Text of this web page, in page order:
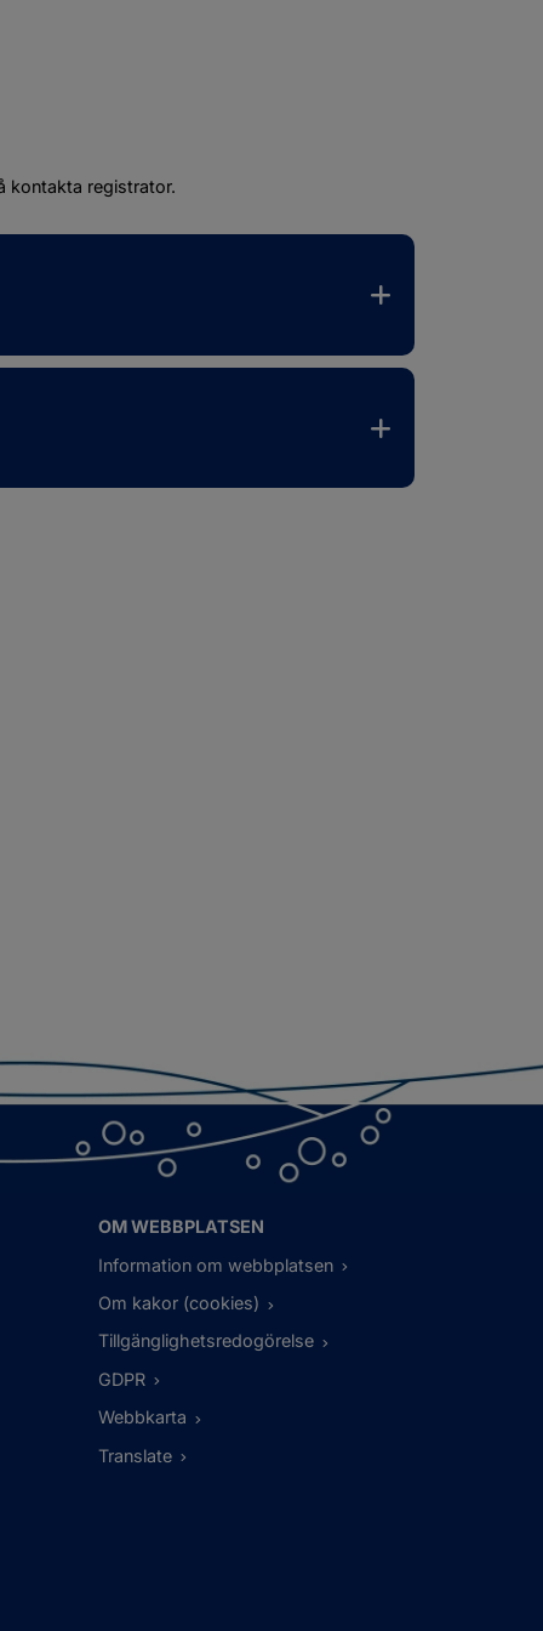
kontakta registrator.
OM WEBBPLATSEN
Information om webbplatsen
Om kakor (cookies)
Tillgänglighetsredogörelse
GDPR
Webbkarta
Translate